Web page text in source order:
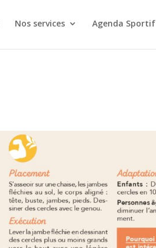
Nos services Agenda Sportif